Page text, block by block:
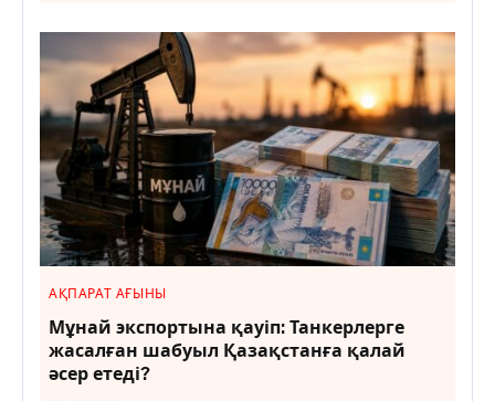
АҚПАРАТ АҒЫНЫ
Мұнай экспортына қауіп: Танкерлерге
жасалған шабуыл Қазақстанға қалай
әсер етеді?